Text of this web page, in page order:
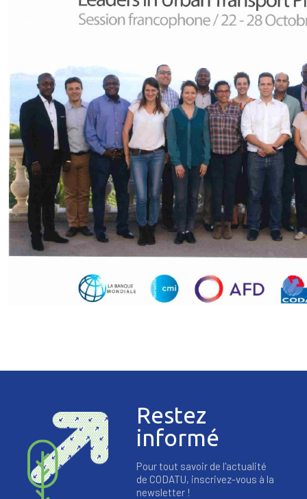
Restez
informé
Pour tout savoir de l'actualité
de CODATU, inscrivez-vous à la
newsletter !